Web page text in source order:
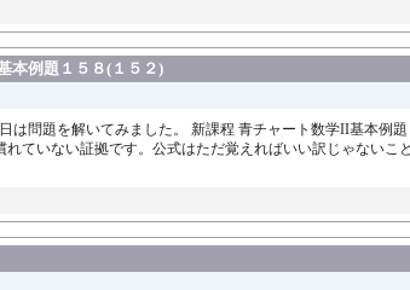
本例題１５８(１５２)
問題を解いてみました。 新課程 青チャート数学II基本例
ていない証拠です。公式はただ覚えればいい訳じゃない